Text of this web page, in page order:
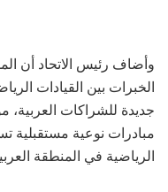
وأضاف رئيس الاتحاد أن
الخبرات بين القيادات
جديدة للشراكات العربية،
مبادرات نوعية مستقبلية
الرياضية في المنطقة